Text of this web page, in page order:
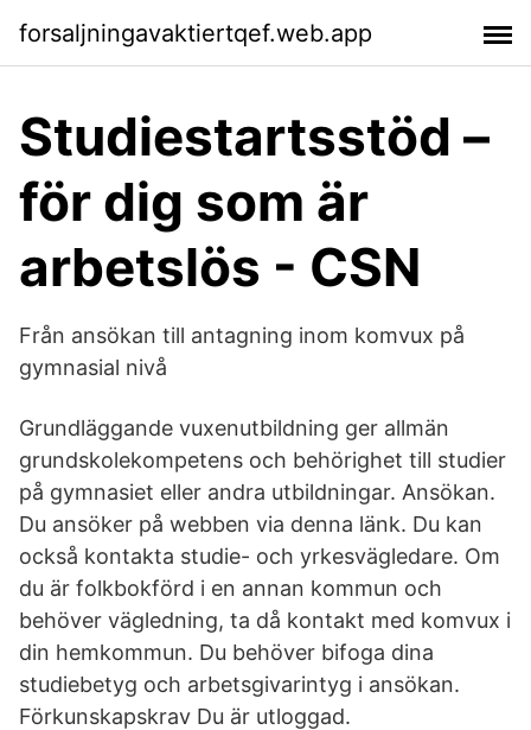
forsaljningavaktiertqef.web.app
Studiestartsstöd –
för dig som är
arbetslös - CSN
Från ansökan till antagning inom komvux på
gymnasial nivå
Grundläggande vuxenutbildning ger allmän
grundskolekompetens och behörighet till studier
på gymnasiet eller andra utbildningar. Ansökan.
Du ansöker på webben via denna länk. Du kan
också kontakta studie- och yrkesvägledare. Om
du är folkbokförd i en annan kommun och
behöver vägledning, ta då kontakt med komvux i
din hemkommun. Du behöver bifoga dina
studiebetyg och arbetsgivarintyg i ansökan.
Förkunskapskrav Du är utloggad.